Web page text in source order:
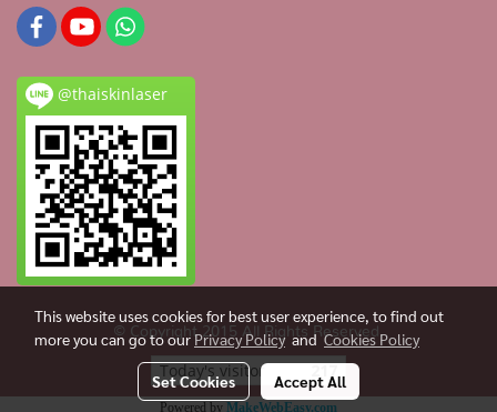
@thaiskinlaser
© Copyright 2015 All Rights Reserved.
Today's visitor 217
Powered by MakeWebEasy.com
This website uses cookies for best user experience, to find out
more you can go to ourPrivacy PolicyandCookies Policy
Set Cookies Accept All